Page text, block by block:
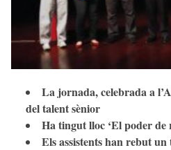
La jornada, celebrada a
del talent sènior
Ha tingut lloc ‘El poder de
Els assistents han rebut